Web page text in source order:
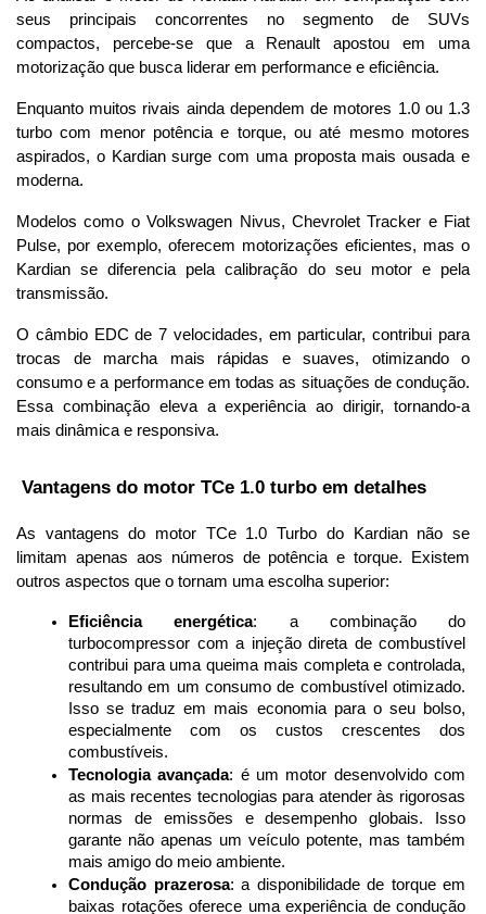
seus principais concorrentes no segmento de SUVs
compactos, percebe-se que a Renault apostou em uma
motorização que busca liderar em performance e eficiência.
Enquanto muitos rivais ainda dependem de motores 1.0 ou 1.3
turbo com menor potência e torque, ou até mesmo motores
aspirados, o Kardian surge com uma proposta mais ousada e
moderna.
Modelos como o Volkswagen Nivus, Chevrolet Tracker e Fiat
Pulse, por exemplo, oferecem motorizações eficientes, mas o
Kardian se diferencia pela calibração do seu motor e pela
transmissão.
O câmbio EDC de 7 velocidades, em particular, contribui para
trocas de marcha mais rápidas e suaves, otimizando o
consumo e a performance em todas as situações de condução.
Essa combinação eleva a experiência ao dirigir, tornando-a
mais dinâmica e responsiva.
Vantagens do motor TCe 1.0 turbo em detalhes
As vantagens do motor TCe 1.0 Turbo do Kardian não se
limitam apenas aos números de potência e torque. Existem
outros aspectos que o tornam uma escolha superior:
Eficiência energética: a combinação do
turbocompressor com a injeção direta de combustível
contribui para uma queima mais completa e controlada,
resultando em um consumo de combustível otimizado.
Isso se traduz em mais economia para o seu bolso,
especialmente com os custos crescentes dos
combustíveis.
Tecnologia avançada: é um motor desenvolvido com
as mais recentes tecnologias para atender às rigorosas
normas de emissões e desempenho globais. Isso
garante não apenas um veículo potente, mas também
mais amigo do meio ambiente.
Condução prazerosa: a disponibilidade de torque em
baixas rotações oferece uma experiência de condução